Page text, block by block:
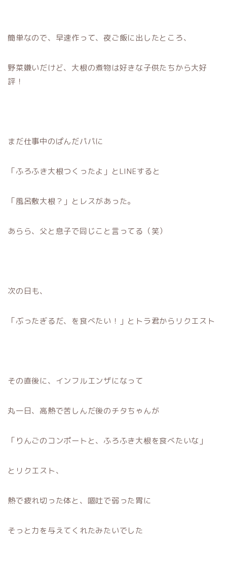
簡単なので、早速作って、夜ご飯に出したところ、
野菜嫌いだけど、大根の煮物は好きな子供たちから大好
評！
まだ仕事中のぱんだパパに
「ふろふき大根つくったよ」とLINEすると
「風呂敷大根？」とレスがあった。
あらら、父と息子で同じこと言ってる（笑）
次の日も、
「ぶったぎるだ、を食べたい！」とトラ君からリクエスト
その直後に、インフルエンザになって
丸一日、高熱で苦しんだ後のチタちゃんが
「りんごのコンポートと、ふろふき大根を食べたいな」
とリクエスト、
熱で疲れ切った体と、嘔吐で弱った胃に
そっと力を与えてくれたみたいでした